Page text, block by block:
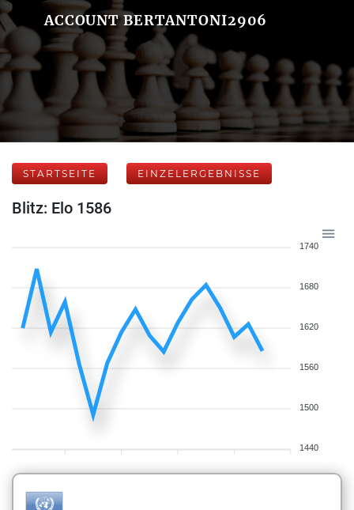
ACCOUNT BERTANTONI2906
STARTSEITE EINZELERGEBNISSE
Blitz: Elo 1586
1740
1680
1620
1560
1500
1440